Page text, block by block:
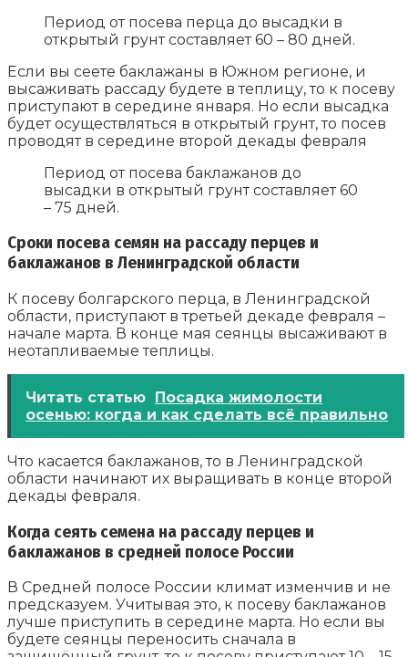
Период от посева перца до высадки в
открытый грунт составляет 60 – 80 дней.
Если вы сеете баклажаны в Южном регионе, и
высаживать рассаду будете в теплицу, то к посеву
приступают в середине января. Но если высадка
будет осуществляться в открытый грунт, то посев
проводят в середине второй декады февраля
Период от посева баклажанов до
высадки в открытый грунт составляет 60
– 75 дней.
Сроки посева семян на рассаду перцев и
баклажанов в Ленинградской области
К посеву болгарского перца, в Ленинградской
области, приступают в третьей декаде февраля –
начале марта. В конце мая сеянцы высаживают в
неотапливаемые теплицы.
Читать статью Посадка жимолости
осенью: когда и как сделать всё правильно
Что касается баклажанов, то в Ленинградской
области начинают их выращивать в конце второй
декады февраля.
Когда сеять семена на рассаду перцев и
баклажанов в средней полосе России
В Средней полосе России климат изменчив и не
предсказуем. Учитывая это, к посеву баклажанов
лучше приступить в середине марта. Но если вы
будете сеянцы переносить сначала в